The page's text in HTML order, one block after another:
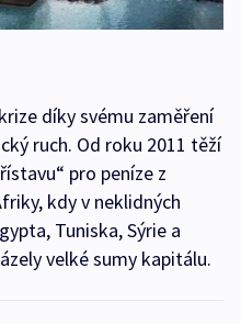
díky svému zaměření
ruch. Od roku 2011 těží
pro peníze z
kdy v neklidných
Tuniska, Sýrie a
velké sumy kapitálu.